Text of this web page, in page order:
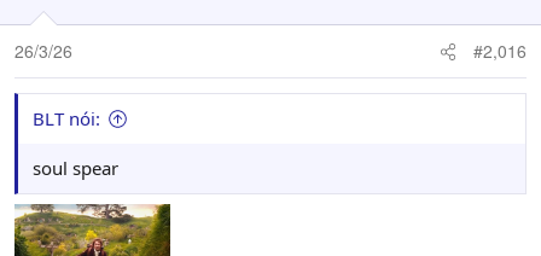
n
s
:
26/3/26 #2,016
BLT nói:
soul spear